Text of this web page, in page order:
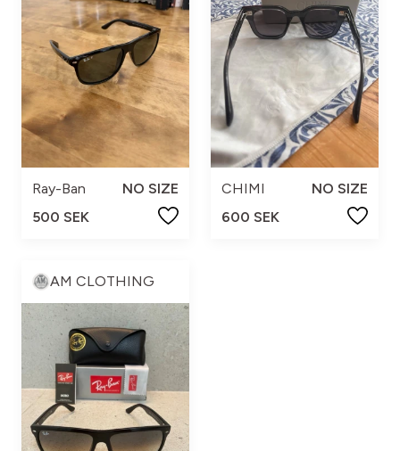
Ray-Ban
NO SIZE
500 SEK
CHIMI
NO SIZE
600 SEK
AM CLOTHING